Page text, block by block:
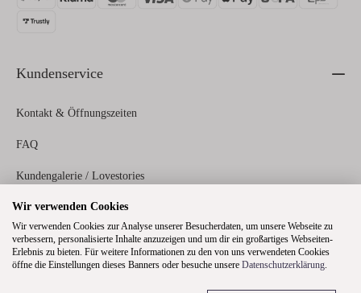
Kundenservice
Kontakt & Öffnungszeiten
FAQ
Kundengalerie / Lovestories
Zahlungs- und Versandinformationen
Rechtliches
Wir verwenden Cookies
Wir verwenden Cookies zur Analyse unserer Besucherdaten, um unsere Webseite zu
verbessern, personalisierte Inhalte anzuzeigen und um dir ein großartiges Webseiten-
Erlebnis zu bieten. Für weitere Informationen zu den von uns verwendeten Cookies
öffne die Einstellungen dieses Banners oder besuche unsere Datenschutzerklärung.